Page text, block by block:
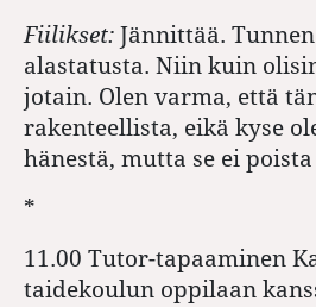
Fiilikset: Jännittää.
alastatusta. Niin kuin
jotain. Olen varma, että
rakenteellista, eikä kyse
hänestä, mutta se ei
*
11.00 Tutor-tapaaminen
taidekoulun oppilaan